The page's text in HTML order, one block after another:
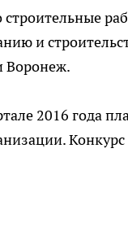
строительные
и
Воронеж.
2016 года